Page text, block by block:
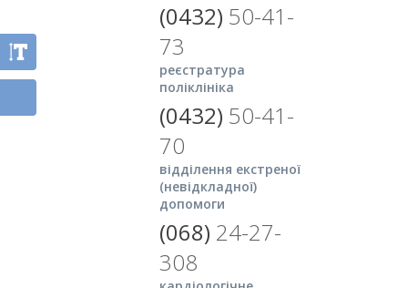
(0432) 50-41-
73
реєстратура
поліклініка
(0432) 50-41-
70
відділення екстреної
(невідкладної)
допомоги
(068) 24-27-
308